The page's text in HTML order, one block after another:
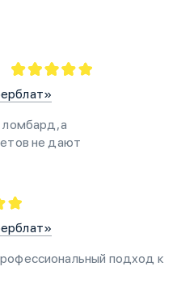
ломбард,а
не дают
подход к